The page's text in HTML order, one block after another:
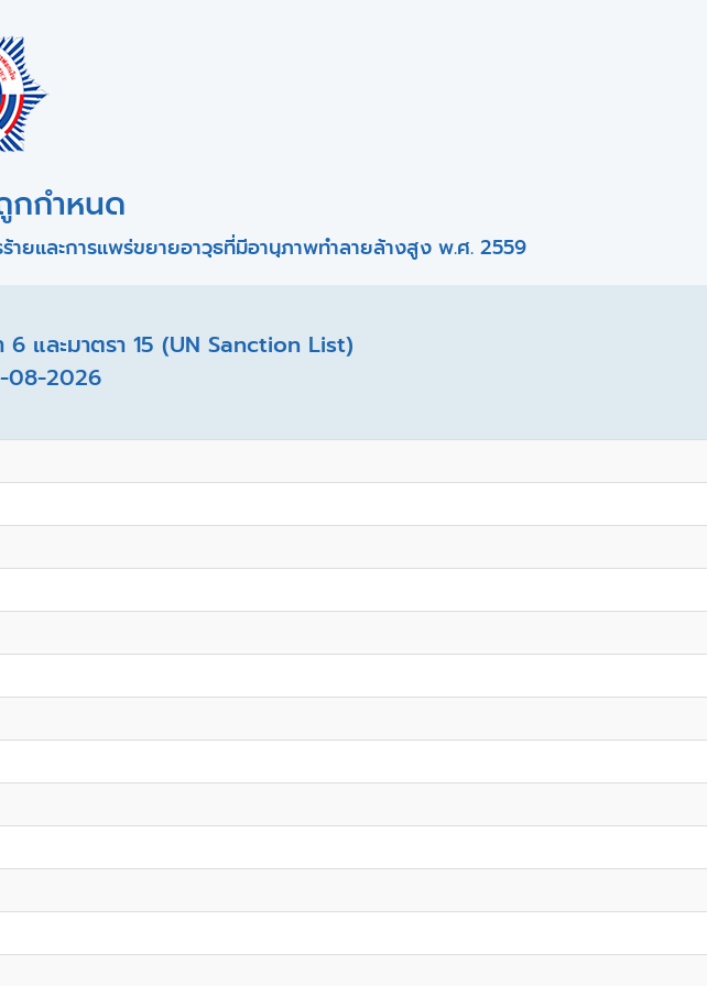
กกำหนด
ยและการแพร่ขยายอาวุธที่มีอานุภาพทำลายล้างสูง พ.ศ. 2559
และมาตรา 15 (UN Sanction List)
2026